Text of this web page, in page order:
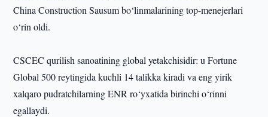
China Construction Sausum bo‘linmalarining top-menejerlari
o‘rin oldi.
CSCEC qurilish sanoatining global yetakchisidir: u Fortune
Global 500 reytingida kuchli 14 talikka kiradi va eng yirik
xalqaro pudratchilarning ENR ro‘yxatida birinchi o‘rinni
egallaydi.